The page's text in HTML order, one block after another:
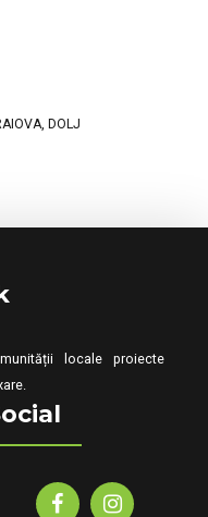
DOLJ
locale proiecte